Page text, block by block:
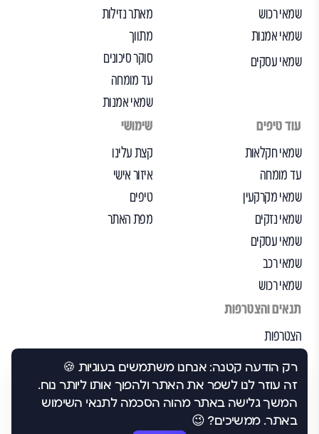
רק הודעה קטנה: אנחנו משתמשים בעוגיות 🍪
זה עוזר לנו לשפר את האתר ולהפוך אותו ליותר נוח.
המשך גלישה באתר מהוה הסכמה לתנאי השימוש
באתר. ממשיכים? 😉
שמאי רכוש
שמאי אמנות
שמאי עסקים
מאתר נזילות
מתווך
סוקר סיכונים
עד מומחה
שמאי אמנות
עוד טיפים
שמאי חקלאות
עד מומחה
שמאי מקרקעין
שמאי נזקים
שמאי עסקים
שמאי רכב
שמאי רכוש
שימושי
קצת עלינו
איזור אישי
טיפים
מפת האתר
תנאים והצטרפות
הצטרפות
תנאי שימוש
הצהרת נגישות